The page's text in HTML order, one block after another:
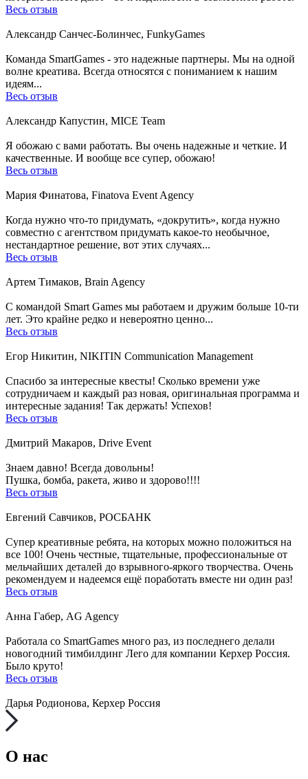
Весь отзыв
Александр Санчес-Болинчес, FunkyGames
Команда SmartGames - это надежные партнеры. Мы на одной
волне креатива. Всегда относятся с пониманием к нашим
идеям...
Весь отзыв
Александр Капустин, MICE Team
Я обожаю с вами работать. Вы очень надежные и четкие. И
качественные. И вообще все супер, обожаю!
Весь отзыв
Мария Финатова, Finatova Event Agency
Когда нужно что-то придумать, «докрутить», когда нужно
совместно с агентством придумать какое-то необычное,
нестандартное решение, вот этих случаях...
Весь отзыв
Артем Тимаков, Brain Agency
C командой Smart Games мы работаем и дружим больше 10-ти
лет. Это крайне редко и невероятно ценно...
Весь отзыв
Егор Никитин, NIKITIN Communication Management
Спасибо за интересные квесты! Сколько времени уже
сотрудничаем и каждый раз новая, оригинальная программа и
интересные задания! Так держать! Успехов!
Весь отзыв
Дмитрий Макаров, Drive Event
Знаем давно! Всегда довольны!
Пушка, бомба, ракета, живо и здорово!!!!
Весь отзыв
Евгений Савчиков, РОСБАНК
Супер креативные ребята, на которых можно положиться на
все 100! Очень честные, тщательные, профессиональные от
мельчайших деталей до взрывного-яркого творчества. Очень
рекомендуем и надеемся ещё поработать вместе ни один раз!
Весь отзыв
Анна Габер, AG Agency
Работала со SmartGames много раз, из последнего делали
новогодний тимбилдинг Лего для компании Керхер Россия.
Было круто!
Весь отзыв
Дарья Родионова, Керхер Россия
О нас